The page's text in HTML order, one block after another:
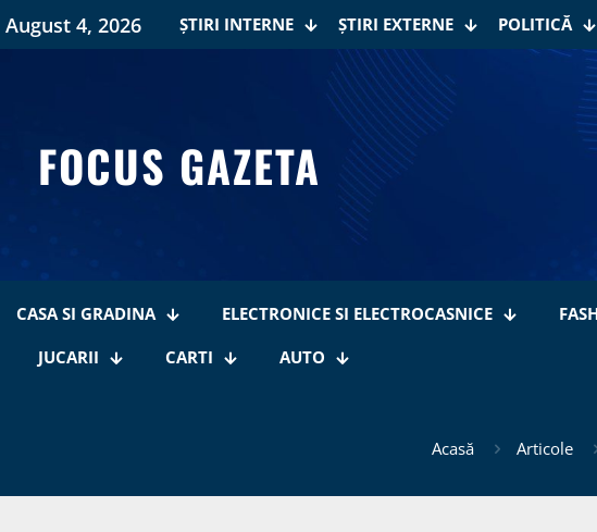
August 4, 2026 ȘTIRI INTERNE ȘTIRI EXTERNE POLITICĂ
FOCUS GAZETA
CASA SI GRADINA ELECTRONICE SI ELECTROCASNICE
JUCARII
CARTI AUTO
Acasă Articole